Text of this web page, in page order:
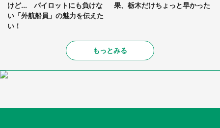
けど... パイロットにも負けな
い「外航船員」の魅力を伝えた
い！
果、栃木だけちょっと早かった
もっとみる